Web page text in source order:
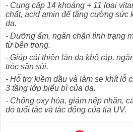
- Cung cấp 14 khoáng + 11 loại
chất, acid amin để tăng cường sức
da.
- Dưỡng ẩm, ngăn chặn tình trạng
từ bên trong.
- Giúp cải thiện làn da khô ráp,
tróc sần sùi.
- Hỗ trợ kiềm dầu và làm se khít lỗ
3 tầng lớp biểu bì của da.
- Chống oxy hóa, giảm nếp nhăn,
do tuổi tác và tác động của tia UV.